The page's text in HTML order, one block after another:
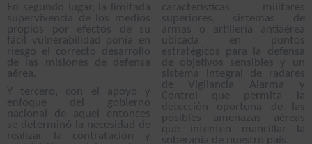
En segundo lugar, la limitada
supervivencia de los medios
propios por efectos de su
fácil vulnerabilidad ponía en
riesgo el correcto desarrollo
de las misiones de defensa
aérea.
Y tercero, con el apoyo y
enfoque del gobierno
nacional de aquel entonces
se determinó la necesidad de
realizar la contratación y
características militares
superiores, sistemas de
armas o artillería antiaérea
ubicada en puntos
estratégicos para la defensa
de objetivos sensibles y un
sistema integral de radares
de Vigilancia Alarma y
Control que permita la
detección oportuna de las
posibles amenazas aéreas
que intenten mancillar la
soberanía de nuestro país.